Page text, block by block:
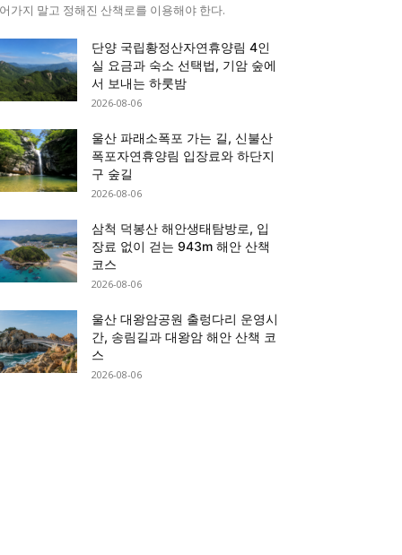
가지 말고 정해진 산책로를 이용해야 한다.
단양 국립황정산자연휴양림 4인
실 요금과 숙소 선택법, 기암 숲에
서 보내는 하룻밤
2026-08-06
울산 파래소폭포 가는 길, 신불산
폭포자연휴양림 입장료와 하단지
구 숲길
2026-08-06
삼척 덕봉산 해안생태탐방로, 입
장료 없이 걷는 943m 해안 산책
코스
2026-08-06
울산 대왕암공원 출렁다리 운영시
간, 송림길과 대왕암 해안 산책 코
스
2026-08-06